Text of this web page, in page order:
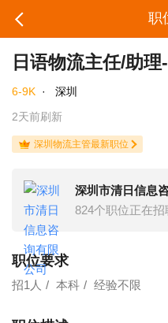
职
日语物流主任/助
6-9K ·
深圳
2天前刷新
深圳物流主管最新职位
深圳市清日信息
824个职位正在招
职位要求
招1人 本科 经验不限